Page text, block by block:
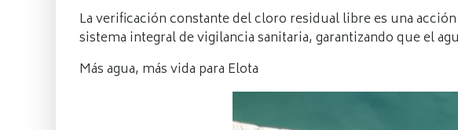
La verificación constante del cloro residual libre es una
sistema integral de vigilancia sanitaria, garantizando que el
Más agua, más vida para Elota